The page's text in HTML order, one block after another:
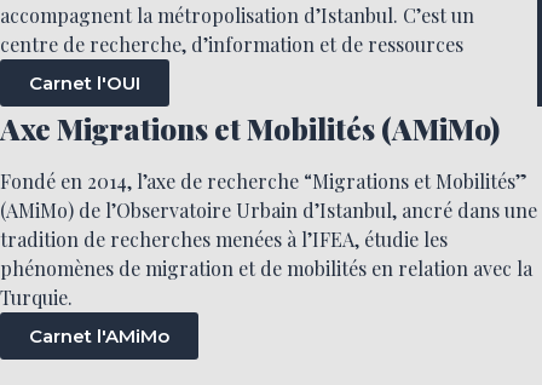
accompagnent la métropolisation d’Istanbul. C’est un
centre de recherche, d’information et de ressources
Carnet l'OUI
Axe Migrations et Mobilités (AMiMo)
Fondé en 2014, l’axe de recherche “Migrations et Mobilités”
(AMiMo) de l’Observatoire Urbain d’Istanbul, ancré dans une
tradition de recherches menées à l’IFEA, étudie les
phénomènes de migration et de mobilités en relation avec la
Turquie.
Carnet l'AMiMo